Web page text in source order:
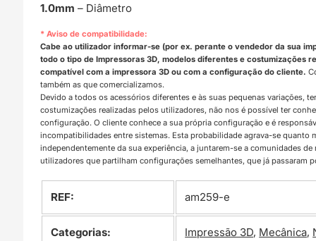
1.0mm – Diâmetro
* Aviso de compatibilidade:
Cabe ao utilizador informar-se (por ex. perante o vendedor da sua
todo o tipo de Impressoras 3D, modelos diferentes e costumizações
compatível com a impressora 3D ou com a configuração do cliente.
também as que comercializamos.
Devido a todos os acessórios diferentes e às suas pequenas variações,
costumizações realizadas pelos utilizadores, não nos é possível ter
configuração. O cliente conhece a sua própria configuração e é
incompatibilidades entre sistemas. Esta probabilidade agrava-se
independentemente da sua experiência, a juntarem-se a comunidades
utilizadores que partilham configurações semelhantes, que já passaram
REF: am259-e
Categorias: Impressão 3D, Mecânica,